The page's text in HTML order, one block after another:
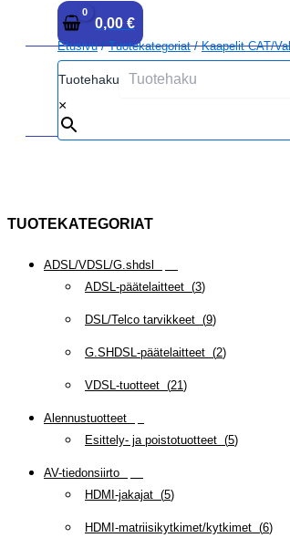
0,00€
Etusivu/Tuotekategoriat/Kaapelit CAT/
Tuotehaku
×
TUOTEKATEGORIAT
ADSL/VDSL/G.shdsl
ADSL-päätelaitteet (3)
DSL/Telco tarvikkeet (9)
G.SHDSL-päätelaitteet (2)
VDSL-tuotteet (21)
Alennustuotteet
Esittely- ja poistotuotteet (5)
AV-tiedonsiirto
HDMI-jakajat (5)
HDMI-matriisikytkimet/kytkimet (6)